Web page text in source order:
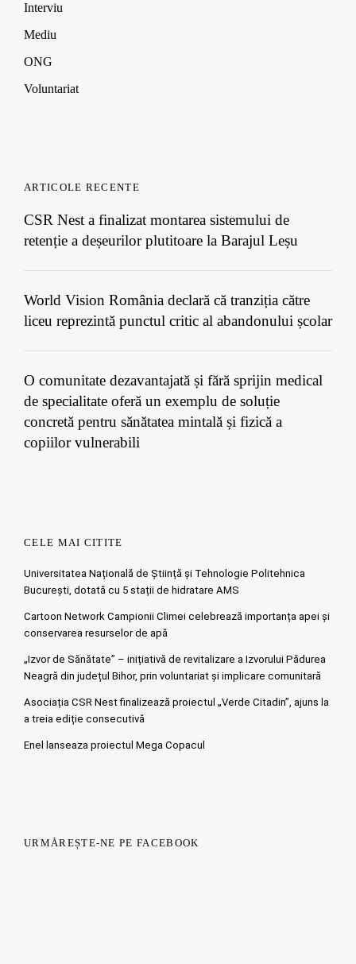
Interviu
Mediu
ONG
Voluntariat
ARTICOLE RECENTE
CSR Nest a finalizat montarea sistemului de
retenție a deșeurilor plutitoare la Barajul Leșu
World Vision România declară că tranziția către
liceu reprezintă punctul critic al abandonului școlar
O comunitate dezavantajată și fără sprijin medical
de specialitate oferă un exemplu de soluție
concretă pentru sănătatea mintală și fizică a
copiilor vulnerabili
CELE MAI CITITE
Universitatea Națională de Știință și Tehnologie Politehnica
București, dotată cu 5 stații de hidratare AMS
Cartoon Network Campionii Climei celebrează importanța apei și
conservarea resurselor de apă
„Izvor de Sănătate” – inițiativă de revitalizare a Izvorului Pădurea
Neagră din județul Bihor, prin voluntariat și implicare comunitară
Asociația CSR Nest finalizează proiectul „Verde Citadin”, ajuns la
a treia ediție consecutivă
Enel lanseaza proiectul Mega Copacul
URMĂREȘTE-NE PE FACEBOOK